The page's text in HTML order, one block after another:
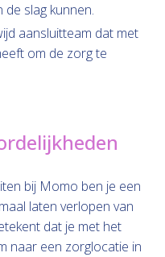
slag kunnen.
aansluitteam dat met
om de zorg te
bij Momo ben je een
laten verlopen van
dat je met het
naar een zorglocatie in